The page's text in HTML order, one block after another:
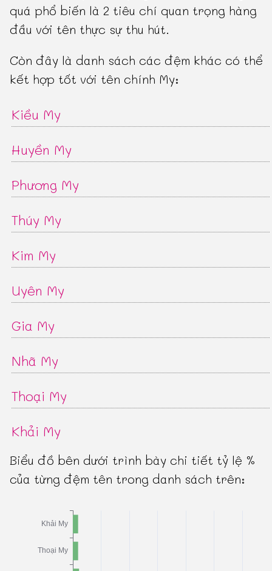
quá phổ biến là 2 tiêu chí quan trọng hàng
đầu với tên thực sự thu hút.
Còn đây là danh sách các đệm khác có thể
kết hợp tốt với tên chính My:
Kiều My
Huyền My
Phương My
Thúy My
Kim My
Uyên My
Gia My
Nhã My
Thoại My
Khải My
Biểu đồ bên dưới trình bày chi tiết tỷ lệ %
của từng đệm tên trong danh sách trên: